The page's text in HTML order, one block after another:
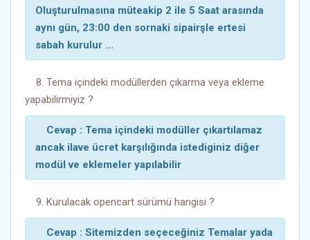
Oluşturulmasına müteakip 2 ile 5 Saat arasında
aynı gün, 23:00 den sornaki sipairşle ertesi
sabah kurulur ...
8. Tema içindeki modüllerden çıkarma veya ekleme
yapabilirmiyiz ?
Cevap : Tema içindeki modüller çıkartılamaz
ancak ilave ücret karşılığında istediginiz diğer
modül ve eklemeler yapılabilir
9. Kurulacak opencart sürümü hangisi ?
Cevap : Sitemizden seçeceğiniz Temalar yada